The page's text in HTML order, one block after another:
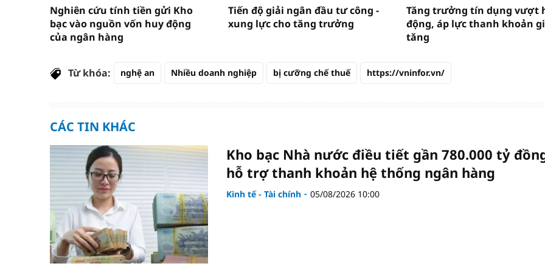
Nghiên cứu tính tiền gửi Kho
bạc vào nguồn vốn huy động
của ngân hàng
Tiến độ giải ngân đầu tư công -
xung lực cho tăng trưởng
Tăng trưởng tín dụng vượt
động, áp lực thanh khoản
tăng
Từ khóa: nghệ an Nhiều doanh nghiệp bị cưỡng chế thuế https://vninfor.vn/
CÁC TIN KHÁC
Kho bạc Nhà nước điều tiết gần 780.000 tỷ
hỗ trợ thanh khoản hệ thống ngân hàng
Kinh tế - Tài chính 05/08/2026 10:00